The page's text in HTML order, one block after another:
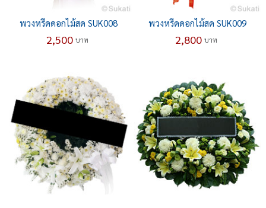
พวงหรีดดอกไม้สด SUK008
2,500 บาท
พวงหรีดดอกไม้สด SUK009
2,800 บาท